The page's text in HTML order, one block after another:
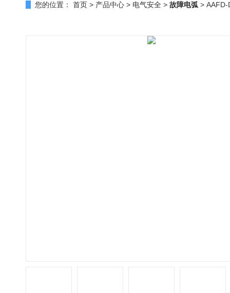
您的位置： 首页 > 产品中心 > 电气安全 > 故障电弧 > AAFD-